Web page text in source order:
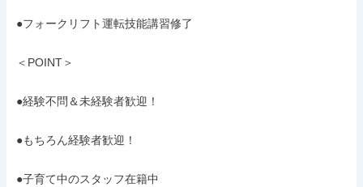
●フォークリフト運転技能講習修了
＜POINT＞
●経験不問＆未経験者歓迎！
●もちろん経験者歓迎！
●子育て中のスタッフ在籍中